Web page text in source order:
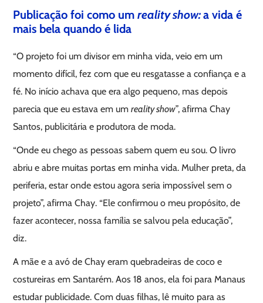
Publicação foi como umreality show:a vida é
mais bela quando é lida
“O projeto foi um divisor em minha vida, veio em um
momento difícil, fez com que eu resgatasse a confiança e a
fé. No início achava que era algo pequeno, mas depois
parecia que eu estava em umreality show”, afirma Chay
Santos, publicitária e produtora de moda.
“Onde eu chego as pessoas sabem quem eu sou. O livro
abriu e abre muitas portas em minha vida. Mulher preta, da
periferia, estar onde estou agora seria impossível sem o
projeto”, afirma Chay. “Ele confirmou o meu propósito, de
fazer acontecer, nossa família se salvou pela educação”,
diz.
A mãe e a avó de Chay eram quebradeiras de coco e
costureiras em Santarém. Aos 18 anos, ela foi para Manaus
estudar publicidade. Com duas filhas, lê muito para as